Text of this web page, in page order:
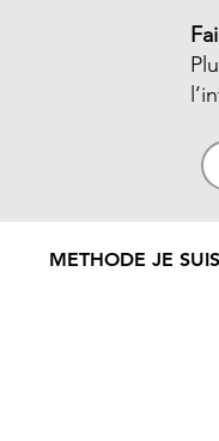
METHODE JE